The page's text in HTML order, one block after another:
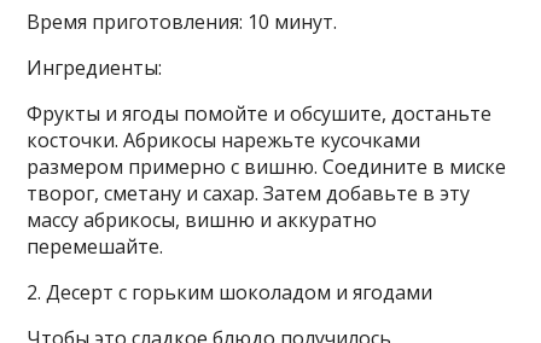
Время приготовления: 10 минут.
Ингредиенты:
Фрукты и ягоды помойте и обсушите, достаньте
косточки. Абрикосы нарежьте кусочками
размером примерно с вишню. Соедините в миске
творог, сметану и сахар. Затем добавьте в эту
массу абрикосы, вишню и аккуратно
перемешайте.
2. Десерт с горьким шоколадом и ягодами